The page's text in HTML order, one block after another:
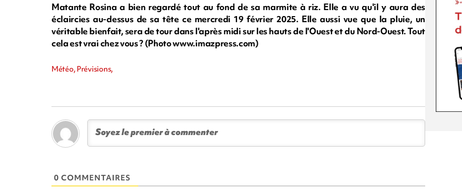
Matante Rosina a bien regardé tout au fond de sa marmite à riz. Elle a vu qu'il y aura des
éclaircies au-dessus de sa tête ce mercredi 19 février 2025. Elle aussi vue que la pluie, un
véritable bienfait, sera de tour dans l'après midi sur les hauts de l'Ouest et du Nord-Ouest. Tout
cela est vrai chez vous ? (Photo www.imazpress.com)
Météo, Prévisions,
0 COMMENTAIRES